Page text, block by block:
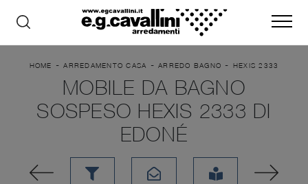
HOME -ARREDAMENTO CASA -ARREDO BAGNO - HEXIS 2333
MOBILE DA BAGNO
SOSPESO HEXIS 2333 DI
EDONÉ